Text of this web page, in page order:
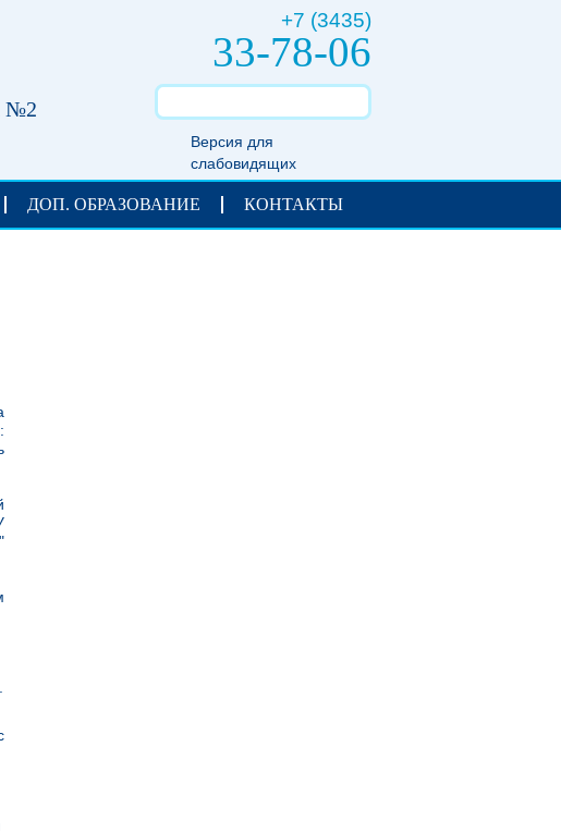
+7 (3435)
33-78-06
Версия для
слабовидящих
№2
ДОП. ОБРАЗОВАНИЕ КОНТАКТЫ